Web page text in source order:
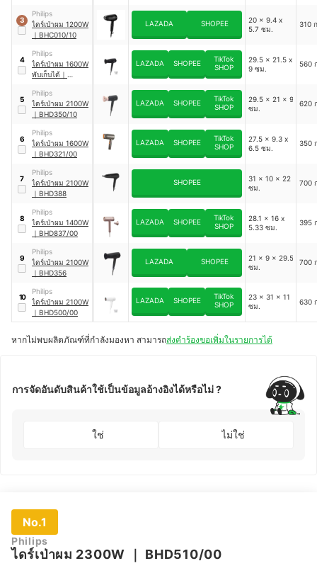
3
Philips
ไดร์เป่าผม 1200W
｜ BHC010/10
LAZADA SHOPEE
20 x 9.4 x
5.7 ซม.
310
4
Philips
ไดร์เป่าผม 1600W
พับเก็บได้ ｜
LAZADA SHOPEE
TikTok
SHOP
29.5 x 21.5 x
9 ซม.
560
5
Philips
ไดร์เป่าผม 2100W
｜ BHD350/10
LAZADA SHOPEE
TikTok
SHOP
29.5 x 21 x 9
ซม.
620
6
Philips
ไดร์เป่าผม 1600W
｜ BHD321/00
LAZADA SHOPEE
TikTok
SHOP
27.5 x 9.3 x
6.5 ซม.
350
7
Philips
ไดร์เป่าผม 2100W
｜ BHD388
SHOPEE
31 x 10 x 22
ซม.
700
8
Philips
ไดร์เป่าผม 1400W
｜ BHD837/00
LAZADA SHOPEE
TikTok
SHOP
28.1 x 16 x
5.33 ซม.
395
9
Philips
ไดร์เป่าผม 2100W
｜ BHD356
LAZADA SHOPEE
21 x 9 x 29.5
ซม.
700
10
Philips
ไดร์เป่าผม 2100W
｜ BHD500/00
LAZADA SHOPEE
TikTok
SHOP
23 x 31 x 11
ซม.
630
หากไม่พบผลิตภัณฑ์ที่กำลังมองหา สามารถส่งคำร้องขอเพิ่มในรายการได้
การจัดอันดับสินค้าใช้เป็นข้อมูลอ้างอิงได้หรือไม่ ?
ใช่ ไม่ใช่
No.1
Philips
ไดร์เป่าผม 2300W ｜ BHD510/00